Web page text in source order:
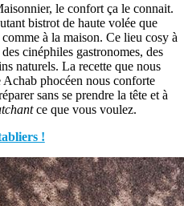
le confort ça le connait.
bistrot de haute volée que
comme à la maison. Ce lieu cosy à
cinéphiles gastronomes, des
naturels. La recette que nous
phocéen nous conforte
sans se prendre la tête et à
ce que vous voulez.
!